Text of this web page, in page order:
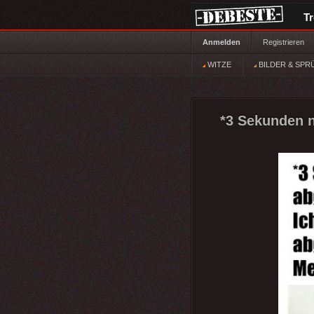
Anmelden Registrieren
WITZE BILDER &
*3 Sekunden